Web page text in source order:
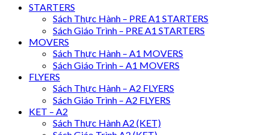
STARTERS
Sách Thực Hành – PRE A1 STARTERS
Sách Giáo Trình – PRE A1 STARTERS
MOVERS
Sách Thực Hành – A1 MOVERS
Sách Giáo Trình – A1 MOVERS
FLYERS
Sách Thực Hành – A2 FLYERS
Sách Giáo Trình – A2 FLYERS
KET – A2
Sách Thực Hành A2 (KET)